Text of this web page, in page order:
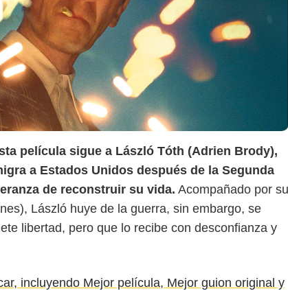
película sigue a László Tóth (Adrien Brody),
a Estados Unidos después de la Segunda
de reconstruir su vida. Acompañado por su
László huye de la guerra, sin embargo, se
libertad, pero que lo recibe con desconfianza y
incluyendo Mejor película, Mejor guion original y
The Guardian